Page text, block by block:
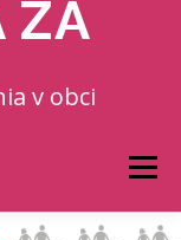
ZA
v obci
Menu